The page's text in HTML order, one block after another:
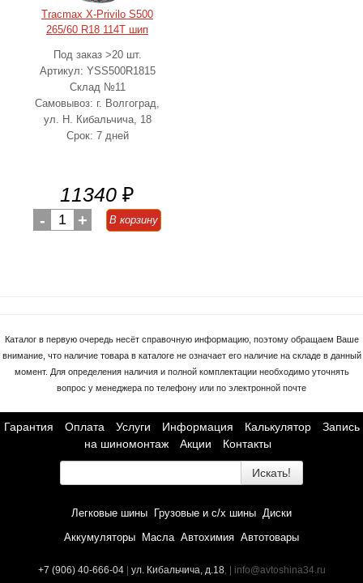
Tracmax X-Privilo S500
265/60 R18 114T шип
Под заказ >20 шт.
Артикул: YSS500R1815
Склад №11
Самовывоз: г. Волгоград,
ул. Н. Кибальчича, 18
Срок: 7 дней
11340 ₽
- 1 + В корзину
Каталог в первую очередь несёт справочную информацию, поэтому обращаем Ваше
внимание, что наличие товара в каталоге не означает его наличие на складе в данный
момент. Для определения наличия и полной комплектации необходимо уточнять
вопрос у менеджера по телефону или по электронной почте
Гарантия Оплата Услуги Информация Калькулятор
Запись
на шиномонтаж
Акции Контакты
Искать!
Легковые шины Грузовые и с/х шины Диски
Аккумуляторы Масла Автохимия Автотовары
+7 (906) 40-666-04 | ул. Кибальчича, д.18, | info@avtoshina34.ru